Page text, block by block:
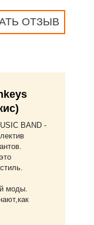
ОТЗЫВ
BAND -
моды.